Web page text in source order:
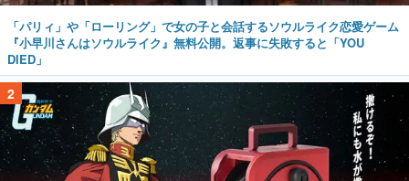
「パリィ」や「ローリング」で女の子と会話するソウルライク恋愛ゲーム
『小早川さんはソウルライク』無料公開。返事に失敗すると「YOU
DIED」
2